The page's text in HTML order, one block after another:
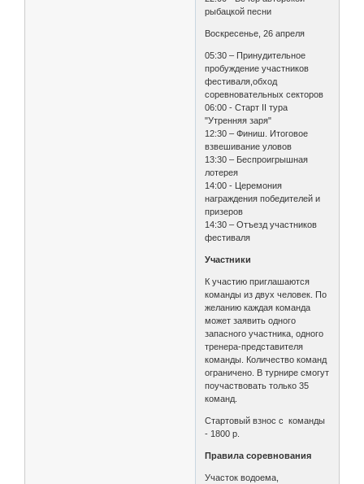
рыбацкой песни
Воскресенье, 26 апреля
05:30 – Принудительное
пробуждение участников
фестиваля,обход
соревновательных секторов
06:00 - Старт II тура
"Утренняя заря"
12:30 – Финиш. Итоговое
взвешивание уловов
13:30 – Беспроигрышная
лотерея
14:00 - Церемония
награждения победителей и
призеров
14:30 – Отъезд участников
фестиваля
Участники
К участию приглашаются
команды из двух человек. По
желанию каждая команда
может заявить одного
запасного участника, одного
тренера-представителя
команды. Количество команд
ограничено. В турнире смогут
поучаствовать только 35
команд.
Стартовый взнос с команды
- 1800 р.
Правила соревнования
Участок водоема,